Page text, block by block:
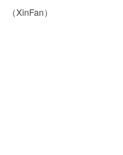
（XinFan）